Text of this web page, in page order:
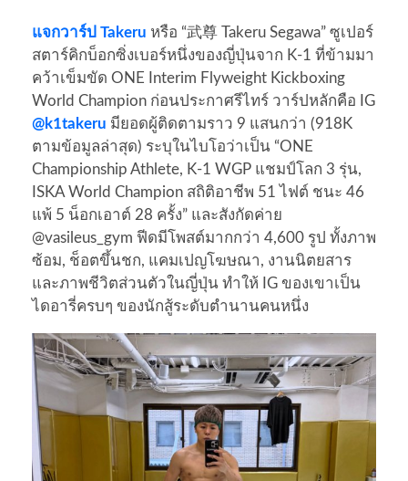
แจกวาร์ป Takeru หรือ “武尊 Takeru Segawa” ซูเปอร์
สตาร์คิกบ็อกซิ่งเบอร์หนึ่งของญี่ปุ่นจาก K‑1 ที่ข้ามมา
คว้าเข็มขัด ONE Interim Flyweight Kickboxing
World Champion ก่อนประกาศรีไทร์ วาร์ปหลักคือ IG
@k1takeru มียอดผู้ติดตามราว 9 แสนกว่า (918K
ตามข้อมูลล่าสุด) ระบุในไบโอว่าเป็น “ONE
Championship Athlete, K‑1 WGP แชมป์โลก 3 รุ่น,
ISKA World Champion สถิติอาชีพ 51 ไฟต์ ชนะ 46
แพ้ 5 น็อกเอาต์ 28 ครั้ง” และสังกัดค่าย
@vasileus_gym ฟีดมีโพสต์มากกว่า 4,600 รูป ทั้งภาพ
ซ้อม, ช็อตขึ้นชก, แคมเปญโฆษณา, งานนิตยสาร
และภาพชีวิตส่วนตัวในญี่ปุ่น ทำให้ IG ของเขาเป็น
ไดอารี่ครบๆ ของนักสู้ระดับตำนานคนหนึ่ง